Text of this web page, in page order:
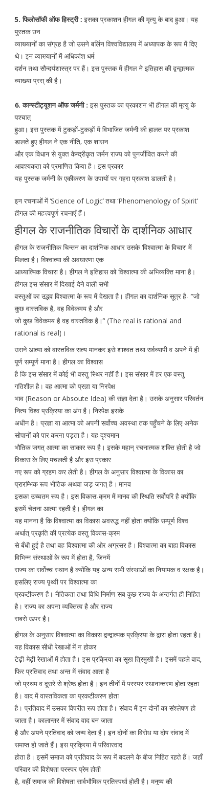
5. फिलोसॉफी ऑफ हिस्ट्री : इसका प्रकाशन हीगल की मृत्यु के बाद हुआ। यह
पुस्तक उन
व्याख्यानों का संग्रह है जो उसने बर्लिन विश्वविद्यालय में अध्यापक के रूप में दिए
थे। इन व्याख्यानों में अधिकांश धर्म
दर्शन तथा सौन्दर्यशास्त्र पर हैं। इस पुस्तक में हीगल ने इतिहास की द्वन्द्वात्मक
व्याख्या प्रस् की है।
6. कान्स्टीट्यूशन ऑफ जर्मनी : इस पुस्तक का प्रकाशन भी हीगल की मृत्यु के
पश्चात्
हुआ। इस पुस्तक में टुकड़ों-टुकड़ों में विभाजित जर्मनी की हालत पर प्रकाश
डालते हुए हीगल ने एक नीति, एक शासन
और एक विधान से युक्त केन्द्रीकृत जर्मन राज्य को पुनर्जीवित करने की
आवश्यकता को प्रमाणित किया है। इस प्रकार
यह पुस्तक जर्मनी के एकीकरण के उपायों पर गहरा प्रकाश डालती है।
इन रचनाओं में ‘Science of Logic’ तथा ‘Phenomenology of Spirit’
हीगल की महत्त्वपूर्ण रचनाएँ हैं।
हीगल के राजनीतिक विचारों के दार्शनिक आधार
हीगल के राजनीतिक चिन्तन का दार्शनिक आधार उसके ‘विश्वात्मा के विचार’ में
मिलता है। विश्वात्मा की अवधारणा एक
आध्यात्मिक विचारा है। हीगल ने इतिहास को विश्वात्मा की अभिव्यक्ति माना है।
हीगल इस संसार में दिखाई देने वाली सभी
वस्तुओं का उद्भव विश्वात्मा के रूप में देखता है। हीगल का दार्शनिक सूत्र है- “जो
कुछ वास्तविक है, वह विवेकमय है और
जो कुछ विवेकमय है वह वास्तविक है।” (The real is rational and
rational is real)।
उसने आत्मा को वास्तविक सत्य मानकर इसे शाश्वत तथा सर्वव्यापी व अपने में ही
पूर्ण सम्पूर्ण माना है। हीगल का विश्वास
है कि इस संसार में कोई भी वस्तु स्थिर नहीं है। इस संसार में हर एक वस्तु
गतिशील है। वह आत्मा को प्रज्ञा या निरपेक्ष
भाव (Reason or Absoute Idea) की संज्ञा देता है। उसके अनुसार परिवर्तन
नित्य विश्व प्रक्रिया का अंग है। निरपेक्ष इसके
अधीन है। प्रज्ञा या आत्मा को अपनी सर्वोच्च अवस्था तक पहुँचने के लिए अनेक
सोपानों को पार करना पड़ता है। यह दृश्यमान
भौतिक जगत् आत्मा का साकार रूप है। इसके महान् रचनात्मक शक्ति होती है जो
विकास के लिए मचलती है और इस प्रकार
नए रूप को ग्रहण कर लेती है। हीगल के अनुसार विश्वात्मा के विकास का
प्रारम्भिक रूप भौतिक अथवा जड़ जगत् है। मानव
इसका उच्चतम रूप है। इस विकास-क्रम में मानव की स्थिति सर्वोपरि है क्योंकि
इसमें चेतना आत्मा रहती है। हीगल का
यह मानना है कि विश्वात्मा का विकास अवरुद्ध नहीं होता क्योंकि सम्पूर्ण विश्व
अर्थात् प्रकृति की प्रत्येक वस्तु विकास-क्रम
से बँधी हुई है तथा वह विश्वात्मा की ओर अग्रसर है। विश्वात्मा का बाह्य विकास
विभिन्न संस्थाओं के रूप में होता है, जिनमें
राज्य का सर्वोच्च स्थान है क्योंकि यह अन्य सभी संस्थाओं का नियामक व रक्षक है।
इसलिए राज्य पृथ्वी पर विश्वात्मा का
प्रकटीकरण है। नैतिकता तथा विधि निर्माण सब कुछ राज्य के अन्तर्गत ही निहित
है। राज्य का अपना व्यक्तित्व है और राज्य
सबसे ऊपर है।
हीगल के अनुसार विश्वात्मा का विकास द्वन्द्वात्मक प्रक्रिया के द्वारा होता रहता है।
यह विकास सीधी रेखाओं में न होकर
टेढ़ी-मेढ़ी रेखाओं में होता है। इस प्रक्रिया का सूख त्रिमुखी है। इसमें पहले वाद,
फिर प्रतिवाद तथा अन्त में संवाद आता है
जो प्रथम व दूसरे से श्रेष्ठ होता है। इन तीनों में परस्पर स्थानान्तरण होता रहता
है। वाद में वास्तविकता का प्रकटीकरण होता
है। प्रतिवाद में उसका विपरीत रूप होता है। संवाद में इन दोनों का संश्लेषण हो
जाता है। कालान्तर में संवाद वाद बन जाता
है और अपने प्रतिवाद को जन्म देता है। इन दोनों का विरोध या दोष संवाद में
समाप्त हो जाते हैं। इस प्रक्रिया में परिवारवाद
होता है। इसमें समाज को प्रतिवाद के रूप में बदलने के बीज निहित रहते हैं। जहाँ
परिवार की विशेषता परस्पर प्रेम होती
है, वहीं समाज की विशेषता सार्वभौमिक प्रतिस्पर्धा होती है। मनुष्य की